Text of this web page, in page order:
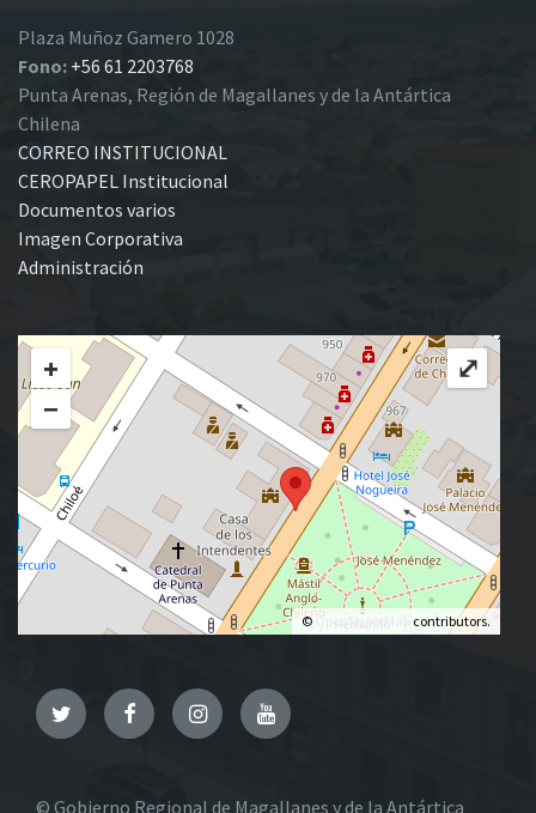
Plaza Muñoz Gamero 1028
Fono: +56 61 2203768
Punta Arenas, Región de Magallanes y de la Antártica
Chilena
CORREO INSTITUCIONAL
CEROPAPEL Institucional
Documentos varios
Imagen Corporativa
Administración
+
−
© OpenStreetMap contributors.
⤢
TwitterFacebookInstagramYouTube
© Gobierno Regional de Magallanes y de la Antártica